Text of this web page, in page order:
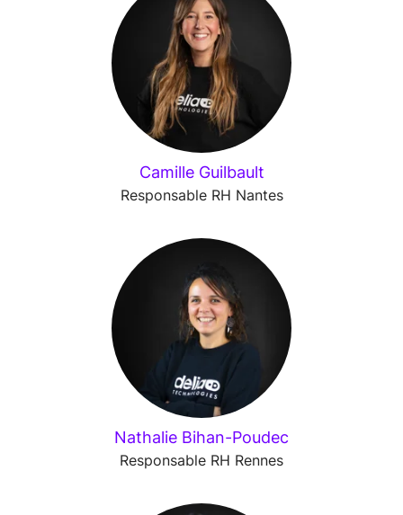
Camille Guilbault
Responsable RH Nantes
Nathalie Bihan-Poudec
Responsable RH Rennes